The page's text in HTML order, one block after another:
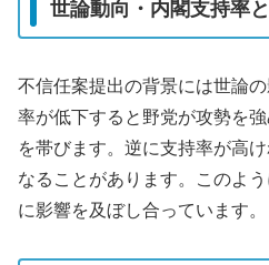
世論動向・内閣支持率
不信任案提出の背景には世論
率が低下すると野党が攻勢を
を帯びます。逆に支持率が高
なることがあります。このよ
に影響を及ぼし合っています。